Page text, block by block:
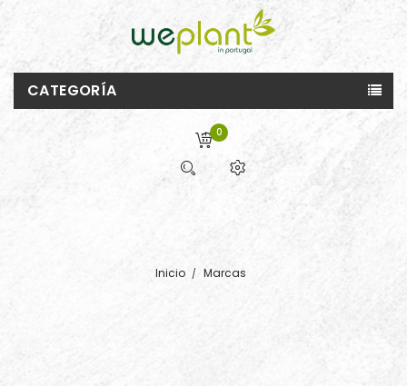
CATEGORÍA
0
Inicio Marcas